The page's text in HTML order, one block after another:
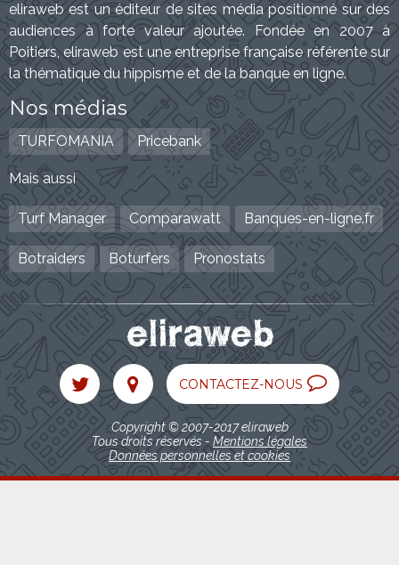
eliraweb est un éditeur de sites média positionné sur des
audiences à forte valeur ajoutée. Fondée en 2007 à
Poitiers, eliraweb est une entreprise française référente sur
la thématique du hippisme et de la banque en ligne.
Nos médias
TURFOMANIA Pricebank
Mais aussi
Turf Manager Comparawatt Banques-en-ligne.fr
Botraiders Boturfers Pronostats
CONTACTEZ-NOUS
Copyright © 2007-2017 eliraweb
Tous droits réservés - Mentions légales
Données personnelles et cookies